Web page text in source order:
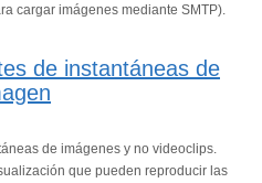
cargar imágenes mediante SMTP).
de instantáneas de
de imágenes y no videoclips.
que pueden reproducir las